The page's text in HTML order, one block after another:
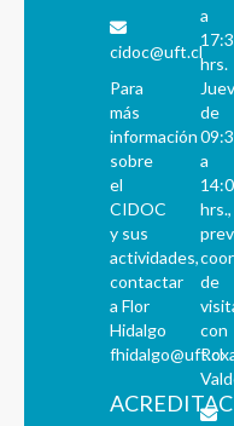
cidoc@uft.cl
Para
más
información
sobre
el
CIDOC
y sus
actividades,
contactar
a Flor
Hidalgo
fhidalgo@uft.cl
a
hrs.
de
a
hrs.,
de
con